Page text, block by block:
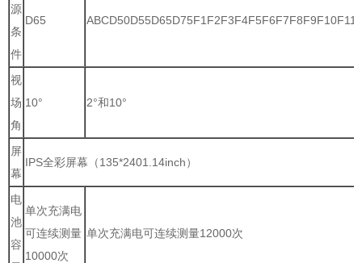
源
条
件
D65
视
场
角
10° 2°和10°
屏
幕
IPS全彩屏幕（135*2401.14inch）
电
池
容
单次充满电
可连续测量
10000次
单次充满电可连续测量12000次